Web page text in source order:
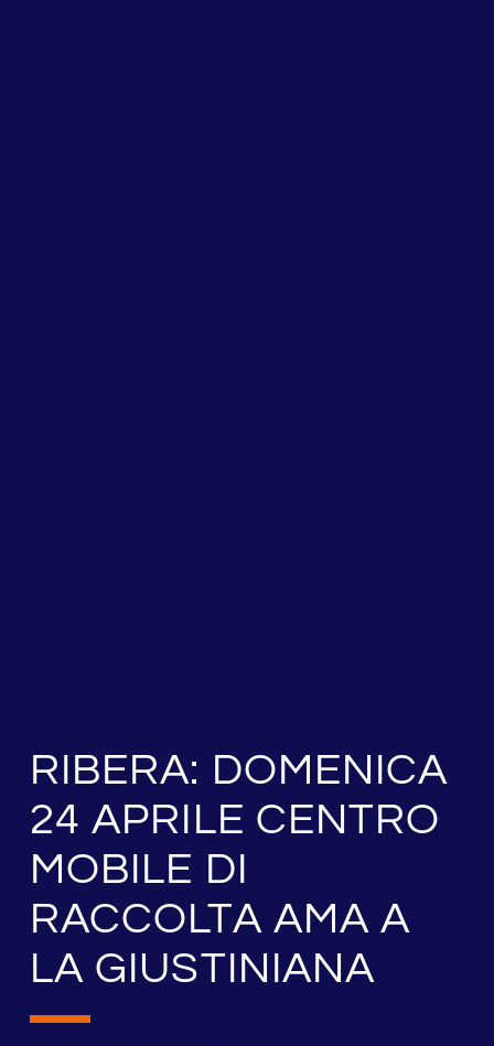
RIBERA: DOMENICA
24 APRILE CENTRO
MOBILE DI
RACCOLTA AMA A
LA GIUSTINIANA